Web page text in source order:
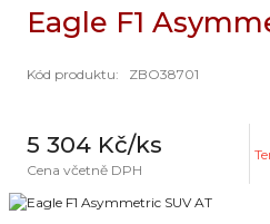
Eagle F1
Kód produktu: ZBO38701
5 304 Kč/ks
Cena včetně DPH